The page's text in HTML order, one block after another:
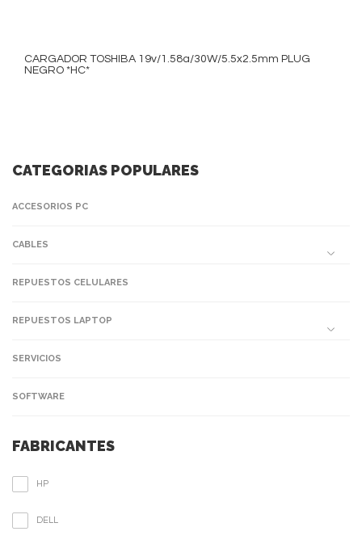
CARGADOR TOSHIBA 19v/1.58a/30W/5.5x2.5mm PLUG
NEGRO *HC*
CATEGORIAS POPULARES
ACCESORIOS PC
CABLES
REPUESTOS CELULARES
REPUESTOS LAPTOP
SERVICIOS
SOFTWARE
FABRICANTES
HP
DELL